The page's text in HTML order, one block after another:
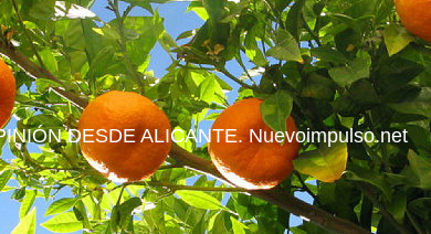
DESDE ALICANTE. Nuevoimpulso.net